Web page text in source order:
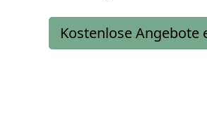
Kostenlose Angebote